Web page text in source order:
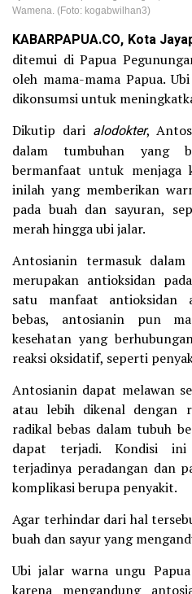
Wamena. (Foto: kogabwilhan3)
KABARPAPUA.CO, Kota
ditemui di Papua
oleh mama-mama Papua.
dikonsumsi untuk
Dikutip dari alodokter,
dalam tumbuhan yang
bermanfaat untuk menjaga
inilah yang memberikan
pada buah dan sayuran,
merah hingga ubi jalar.
Antosianin termasuk
merupakan antioksidan
satu manfaat antioksidan
bebas, antosianin pun
kesehatan yang
reaksi oksidatif, seperti
Antosianin dapat melawan
atau lebih dikenal dengan
radikal bebas dalam tubuh
dapat terjadi. Kondisi ini
terjadinya peradangan dan
komplikasi berupa penyakit.
Agar terhindar dari hal
buah dan sayur yang
Ubi jalar warna ungu
karena mengandung